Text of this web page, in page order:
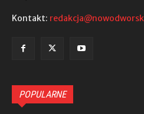
Kontakt:
POPULARNE